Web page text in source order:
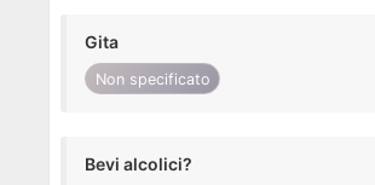
Gita
Non specificato
Bevi alcolici?